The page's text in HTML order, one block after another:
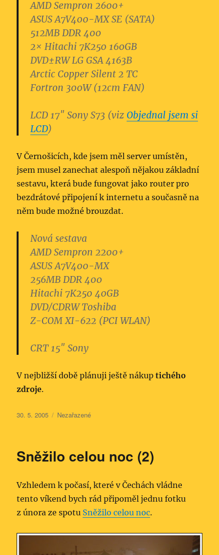
AMD Sempron 2600+
ASUS A7V400-MX SE (SATA)
512MB DDR 400
2× Hitachi 7K250 160GB
DVD±RW LG GSA 4163B
Arctic Copper Silent 2 TC
Fortron 300W (12cm FAN)
LCD 17″ Sony S73 (viz Objednal jsem si
LCD)
V Černošicích, kde jsem měl server umístěn,
jsem musel zanechat alespoň nějakou základní
sestavu, která bude fungovat jako router pro
bezdrátové připojení k internetu a současně na
něm bude možné brouzdat.
Nová sestava
AMD Sempron 2200+
ASUS A7V400-MX
256MB DDR 400
Hitachi 7K250 40GB
DVD/CDRW Toshiba
Z-COM XI-622 (PCI WLAN)
CRT 15″ Sony
V nejbližší době plánuji ještě nákuptichého
zdroje.
Publikováno:
30. 5. 2005 Rubriky:
Nezařazené
Sněžilo celou noc (2)
Vzhledem k počasí, které v Čechách vládne
tento víkend bych rád připoměl jednu fotku
z února ze spotu Sněžilo celou noc.